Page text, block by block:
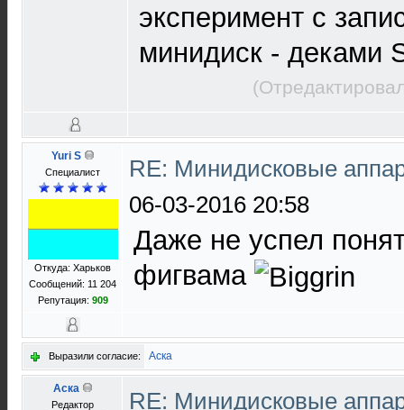
эксперимент с
минидиск - деками
Yuri S
Специалист
Откуда: Харьков
Сообщений: 11 204
Репутация: 909
RE: Минидисковые
06-03-2016 20:58
Даже не успел
фигвама
Выразили согласие: Аска
Аска
Редактор
RE: Минидисковые